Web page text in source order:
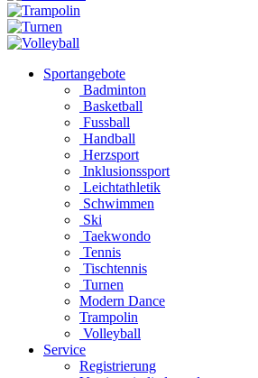
Sportangebote
Badminton
Basketball
Fussball
Handball
Herzsport
Inklusionssport
Leichtathletik
Schwimmen
Ski
Taekwondo
Tennis
Tischtennis
Turnen
Modern Dance
Trampolin
Volleyball
Service
Registrierung